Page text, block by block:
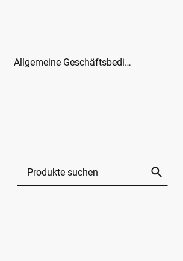
Allgemeine Geschäftsbedingungen